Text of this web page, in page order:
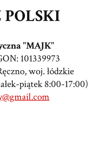
"MAJK"
101339973
woj. łódzkie
piątek 8:00-17:00)